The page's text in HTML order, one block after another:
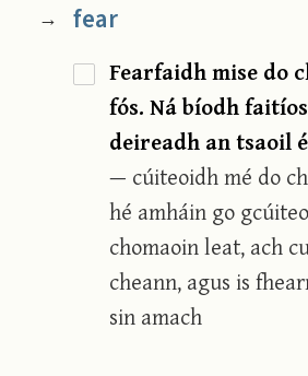
→ fear
Fearfaidh mise do
fós. Ná bíodh
deireadh an tsaoil
— cúiteoidh mé do
hé amháin go
chomaoin leat, ach
cheann, agus is
sin amach